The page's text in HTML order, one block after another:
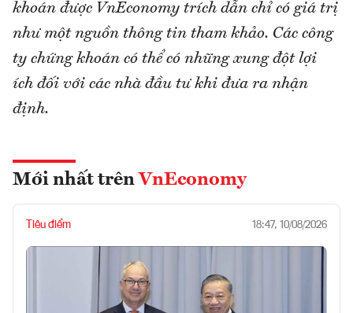
khoán được VnEconomy trích dẫn chỉ có giá trị
như một nguồn thông tin tham khảo. Các công
ty chứng khoán có thể có những xung đột lợi
ích đối với các nhà đầu tư khi đưa ra nhận
định.
Mới nhất trên VnEconomy
Tiêu điểm 18:47, 10/08/2026